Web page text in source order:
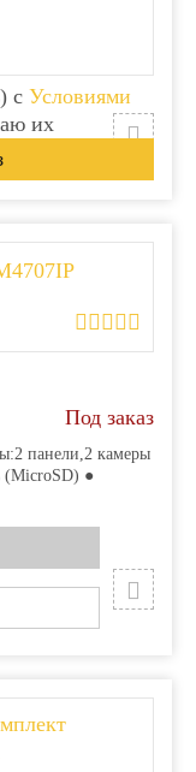
с Условиями
их
Под заказ
панели,2 камеры
(MicroSD) ●